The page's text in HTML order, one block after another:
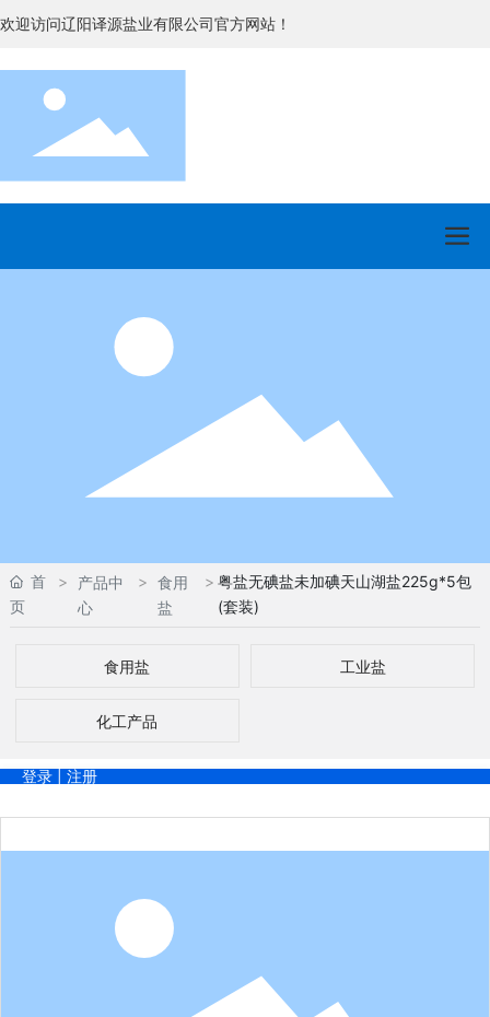
欢迎访问辽阳译源盐业有限公司官方网站！
首
页
产品中
心
食用
盐
粤盐无碘盐未加碘天山湖盐225g*5包
(套装)
食用盐 工业盐
化工产品
登录 注册